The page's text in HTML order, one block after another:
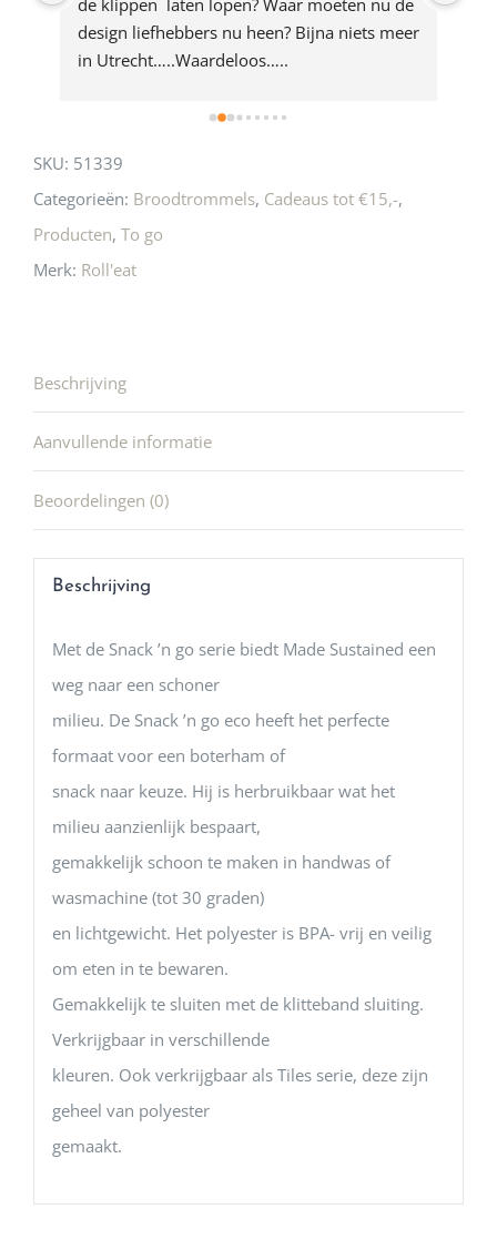
design liefhebbers nu heen? Bijna niets meer
in Utrecht…..Waardeloos…..
SKU: 51339
Categorieën: Broodtrommels, Cadeaus tot €15,-,
Producten, To go
Merk: Roll'eat
Beschrijving
Aanvullende informatie
Beoordelingen (0)
Beschrijving
Met de Snack ’n go serie biedt Made Sustained een
weg naar een schoner
milieu. De Snack ’n go eco heeft het perfecte
formaat voor een boterham of
snack naar keuze. Hij is herbruikbaar wat het
milieu aanzienlijk bespaart,
gemakkelijk schoon te maken in handwas of
wasmachine (tot 30 graden)
en lichtgewicht. Het polyester is BPA- vrij en veilig
om eten in te bewaren.
Gemakkelijk te sluiten met de klitteband sluiting.
Verkrijgbaar in verschillende
kleuren. Ook verkrijgbaar als Tiles serie, deze zijn
geheel van polyester
gemaakt.